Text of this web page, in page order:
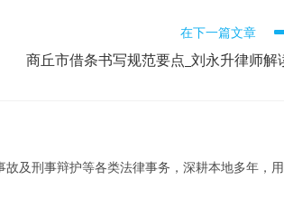
在下一篇文章
商丘市借条书写规范要点_刘永升律师解
及刑事辩护等各类法律事务，深耕本地多年，用